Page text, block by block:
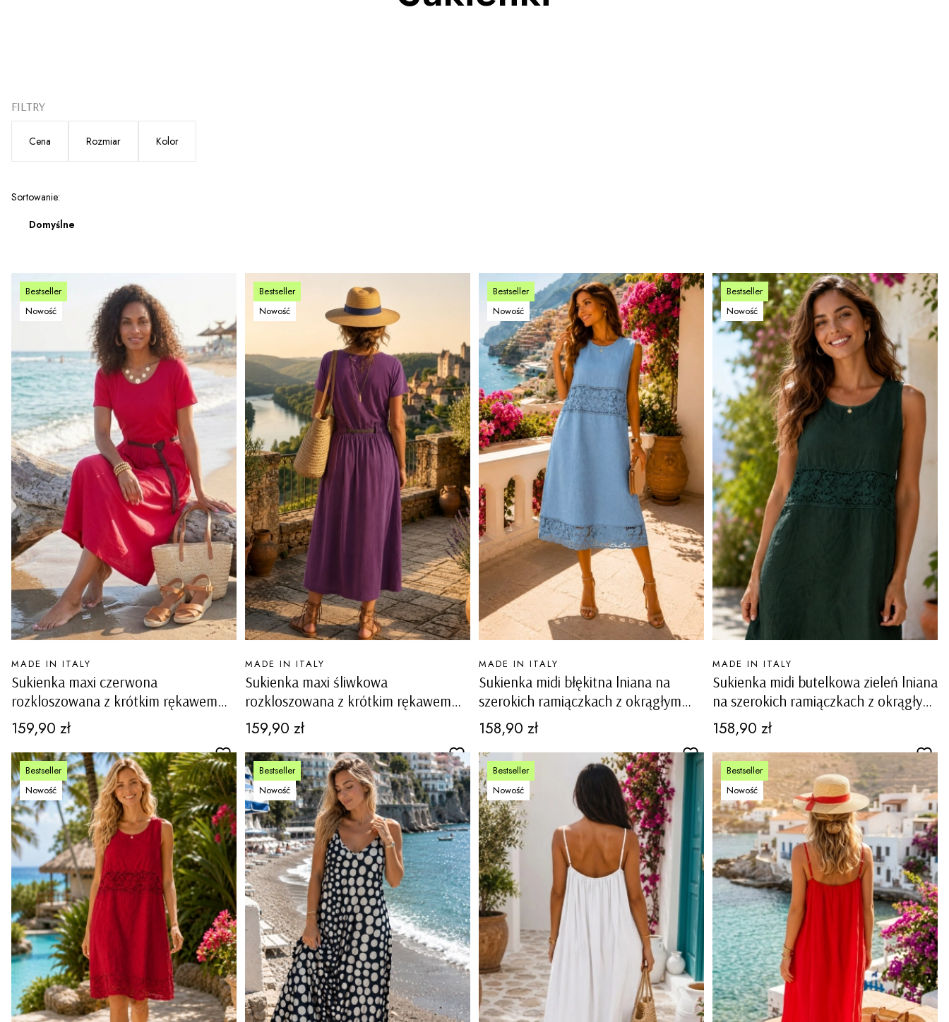
FILTRY
Cena Rozmiar Kolor
Lista produktów
Sortowanie:
Domyślne
Bestseller
Nowość
Sukienka maxi czerwona
rozkloszowana z krótkim rękawem
kieszeniami szlufkami w pasie Baschi
PRODUCENT
MADE IN ITALY
Cena
159,90 zł
Bestseller
Nowość
Sukienka maxi śliwkowa
rozkloszowana z krótkim rękawem
kieszeniami szlufkami w pasie Baschi
PRODUCENT
MADE IN ITALY
Cena
159,90 zł
Bestseller
Nowość
Sukienka midi błękitna lniana na
szerokich ramiączkach z okrągłym
dekoltem i ażurowymi wstawkami
Carovigno
PRODUCENT
MADE IN ITALY
Cena
158,90 zł
Bestseller
Nowość
Sukienka midi butelkowa zieleń lniana
na szerokich ramiączkach z okrągłym
dekoltem i ażurowymi wstawkami
Carovigno
PRODUCENT
MADE IN ITALY
Cena
158,90 zł
Bestseller
Nowość
Bestseller
Nowość
Bestseller
Nowość
Bestseller
Nowość